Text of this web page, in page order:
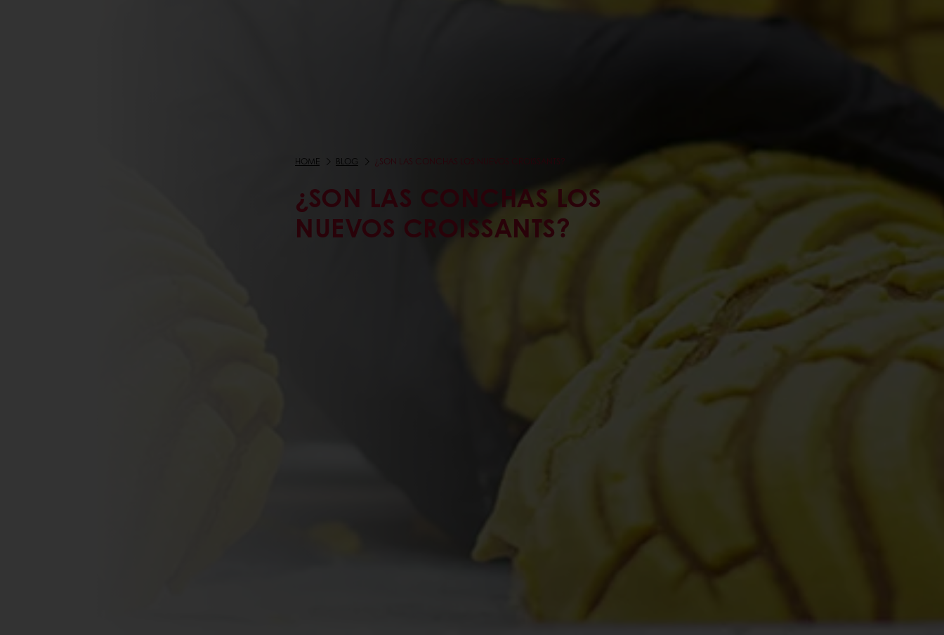
HOME BLOG ¿SON LAS CONCHAS LOS NUEVOS CROISSANTS?
¿SON LAS CONCHAS LOS
NUEVOS CROISSANTS?